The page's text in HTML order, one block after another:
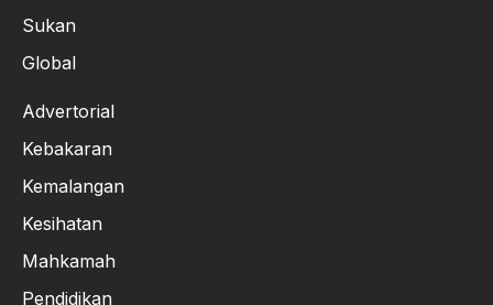
Sukan
Global
Advertorial
Kebakaran
Kemalangan
Kesihatan
Mahkamah
Pendidikan